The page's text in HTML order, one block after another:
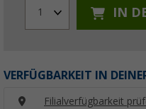
1 IN
VERFÜGBARKEIT IN
Filialverfügbarkeit